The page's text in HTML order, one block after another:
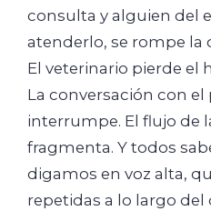
consulta y alguien del
atenderlo, se rompe la
El veterinario pierde el
La conversación con el
interrumpe. El flujo de
fragmenta. Y todos
digamos en voz alta,
repetidas a lo largo